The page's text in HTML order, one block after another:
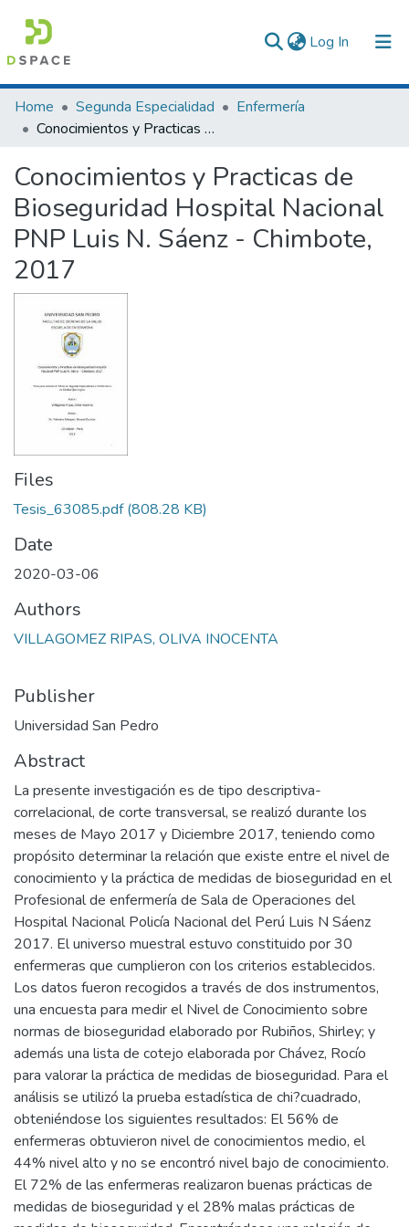
Log In (current)
Communities & Collections
All of DSpace
Statistics
Home Segunda Especialidad
Enfermería
Conocimientos y Practicas de Bioseguridad Hospital Nacional PNP Luis N. Sáenz - Chimbote, 2017
Conocimientos y Practicas de
Bioseguridad Hospital Nacional
PNP Luis N. Sáenz - Chimbote,
2017
Files
Tesis_63085.pdf(808.28 KB)
Date
2020-03-06
Authors
VILLAGOMEZ RIPAS, OLIVA INOCENTA
Publisher
Universidad San Pedro
Abstract
La presente investigación es de tipo descriptiva-
correlacional, de corte transversal, se realizó durante los
meses de Mayo 2017 y Diciembre 2017, teniendo como
propósito determinar la relación que existe entre el nivel de
conocimiento y la práctica de medidas de bioseguridad en el
Profesional de enfermería de Sala de Operaciones del
Hospital Nacional Policía Nacional del Perú Luis N Sáenz
2017. El universo muestral estuvo constituido por 30
enfermeras que cumplieron con los criterios establecidos.
Los datos fueron recogidos a través de dos instrumentos,
una encuesta para medir el Nivel de Conocimiento sobre
normas de bioseguridad elaborado por Rubiños, Shirley; y
además una lista de cotejo elaborada por Chávez, Rocío
para valorar la práctica de medidas de bioseguridad. Para el
análisis se utilizó la prueba estadística de chi?cuadrado,
obteniéndose los siguientes resultados: El 56% de
enfermeras obtuvieron nivel de conocimientos medio, el
44% nivel alto y no se encontró nivel bajo de conocimiento.
El 72% de las enfermeras realizaron buenas prácticas de
medidas de bioseguridad y el 28% malas prácticas de